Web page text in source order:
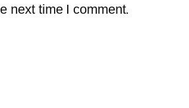
next time I comment.